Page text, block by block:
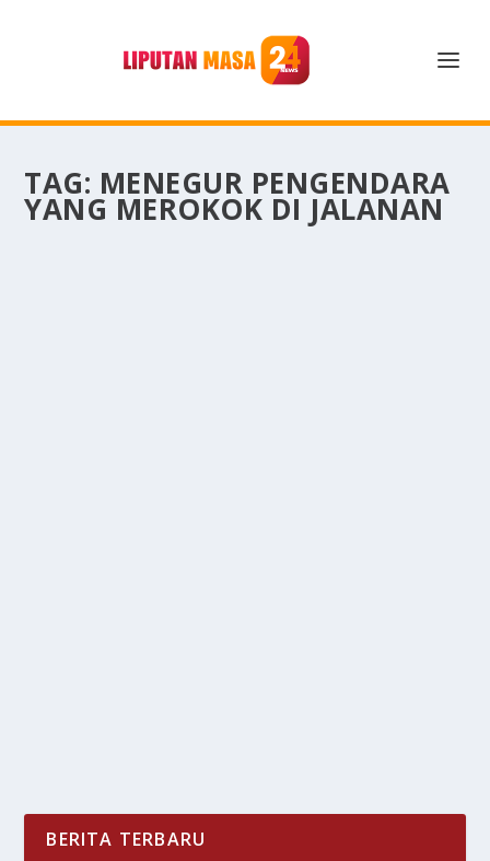
TAG: MENEGUR PENGENDARA
YANG MEROKOK DI JALANAN
BERITA TERBARU